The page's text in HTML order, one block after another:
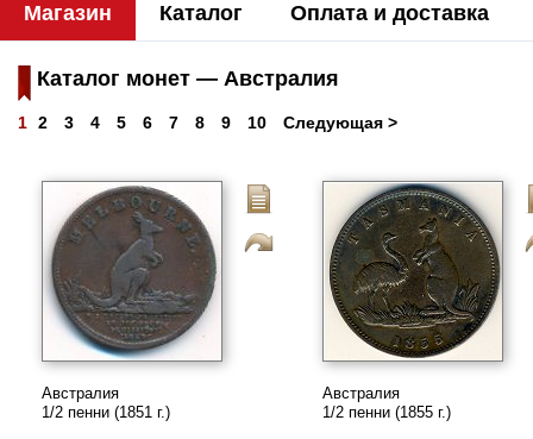
Магазин Каталог Оплата и доставка
Каталог монет — Австралия
1 2 3 4 5 6 7 8 9 10 Следующая >
Австралия
1/2 пенни (1851 г.)
Австралия
1/2 пенни (1855 г.)